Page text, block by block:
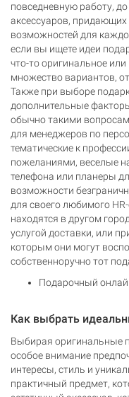
повседневную работу,
аксессуаров, придающих
возможностей для
если вы ищете идеи
что-то оригинальное
множество вариантов,
Также при выборе
дополнительные
обычно такими
для менеджеров по
тематические к
пожеланиями, веселые
телефона или планеры
возможности
для своего любимого
находятся в другом
услугой доставки, или
которым они могут
собственноручно тот
Подарочный
Как выбрать
Выбирая оригинальные
особое внимание
интересы, стиль и
практичный предмет,